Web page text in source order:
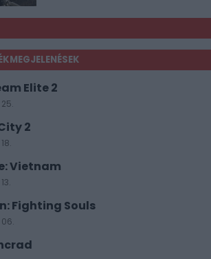
Elite 2
2
Vietnam
Fighting Souls